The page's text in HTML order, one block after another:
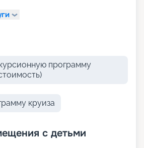
программу
круиза
с детьми